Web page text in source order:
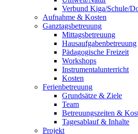
Verbund Kiga/Schule/
Aufnahme & Kosten
Ganztagsbetreuung
Mittagsbetreuung
Hausaufgabenbetreuung
Pädagogische Freizeit
Workshops
Instrumentalunterricht
Kosten
Ferienbetreuung
Grundsätze & Ziele
Team
Betreuungszeiten &
Tagesablauf & Inhalte
Projekt